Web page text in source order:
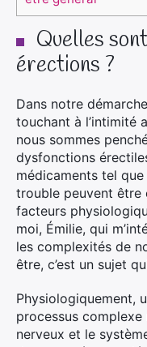
Quelles
érections ?
Dans notre
touchant à l’intimité
nous sommes
dysfonctions
médicaments tel
trouble peuvent être
facteurs
moi, Émilie, qui
les complexités de
être, c’est un sujet
Physiologiquement,
processus
nerveux et le